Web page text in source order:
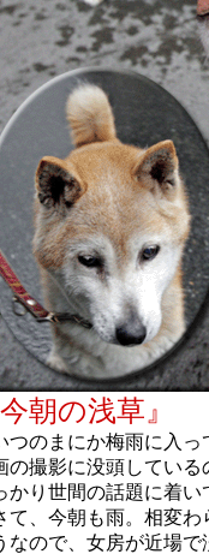
朝の浅草』
のまにか梅雨に入っ
の撮影に没頭してい
かり世間の話題に着
、今朝も雨。相変わ
なので、女房が近場